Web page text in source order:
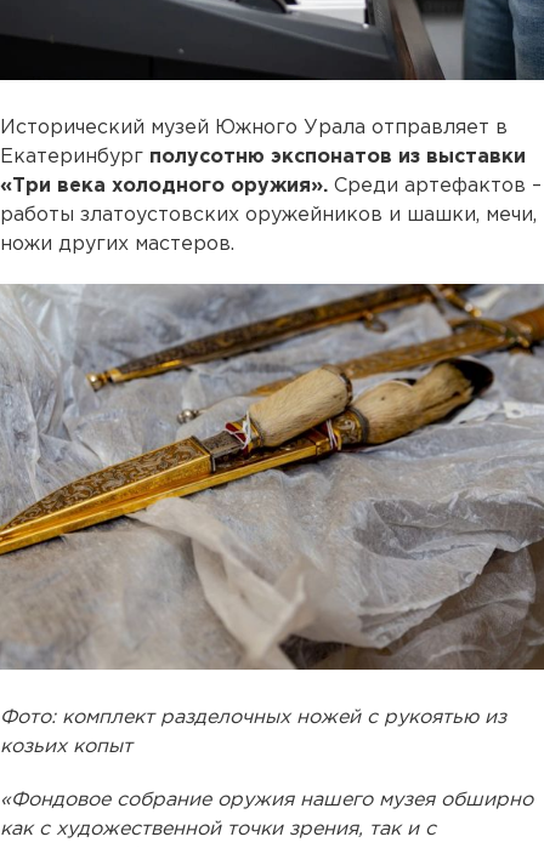
Исторический музей Южного Урала отправляет в
Екатеринбург полусотню экспонатов из выставки
«Три века холодного оружия». Среди артефактов –
работы златоустовских оружейников и шашки, мечи,
ножи других мастеров.
Фото: комплект разделочных ножей с рукоятью из
козьих копыт
«Фондовое собрание оружия нашего музея обширно
как с художественной точки зрения, так и с